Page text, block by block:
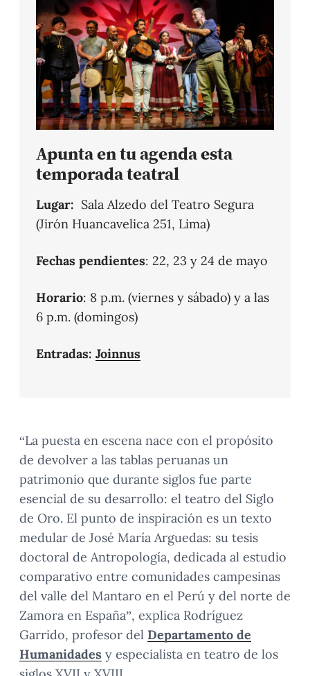
Apunta en tu agenda esta
temporada teatral
Lugar: Sala Alzedo del Teatro Segura
(Jirón Huancavelica 251, Lima)
Fechas pendientes: 22, 23 y 24 de mayo
Horario: 8 p.m. (viernes y sábado) y a las
6 p.m. (domingos)
Entradas: Joinnus
“La puesta en escena nace con el propósito
de devolver a las tablas peruanas un
patrimonio que durante siglos fue parte
esencial de su desarrollo: el teatro del Siglo
de Oro. El punto de inspiración es un texto
medular de José María Arguedas: su tesis
doctoral de Antropología, dedicada al estudio
comparativo entre comunidades campesinas
del valle del Mantaro en el Perú y del norte de
Zamora en España”, explica Rodríguez
Garrido, profesor del Departamento de
Humanidades y especialista en teatro de los